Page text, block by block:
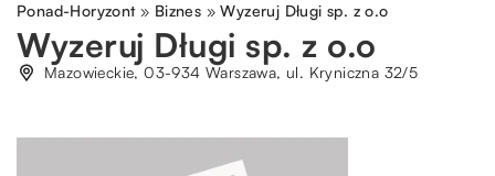
Ponad-Horyzont» Biznes »Wyzeruj Długi sp. z o.o
Wyzeruj Długi sp. z o.o
Mazowieckie, 03-934 Warszawa, ul. Kryniczna 32/5